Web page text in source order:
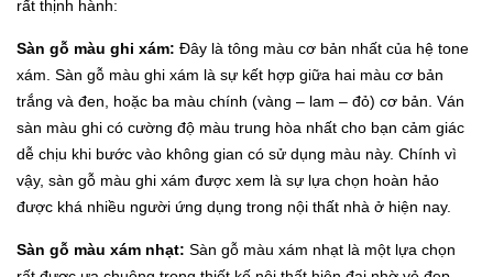
rất thịnh hành:
Sàn gỗ màu ghi xám: Đây là tông màu cơ bản nhất của hệ tone
xám. Sàn gỗ màu ghi xám là sự kết hợp giữa hai màu cơ bản
trắng và đen, hoặc ba màu chính (vàng – lam – đỏ) cơ bản. Ván
sàn màu ghi có cường độ màu trung hòa nhất cho bạn cảm giác
dễ chịu khi bước vào không gian có sử dụng màu này. Chính vì
vậy, sàn gỗ màu ghi xám được xem là sự lựa chọn hoàn hảo
được khá nhiều người ứng dụng trong nội thất nhà ở hiện nay.
Sàn gỗ màu xám nhạt: Sàn gỗ màu xám nhạt là một lựa chọn